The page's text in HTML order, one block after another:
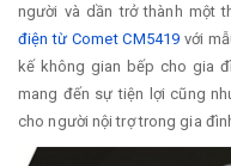
người và dần trở thành một
điện từ Comet CM5419 với
kế không gian bếp cho gia
mang đến sự tiện lợi cũng
cho người nội trợ trong gia